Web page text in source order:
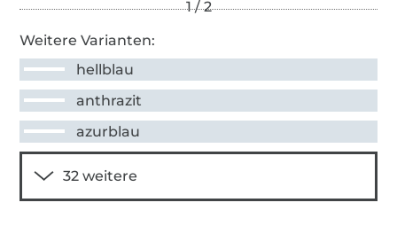
Weitere Varianten:
hellblau
anthrazit
azurblau